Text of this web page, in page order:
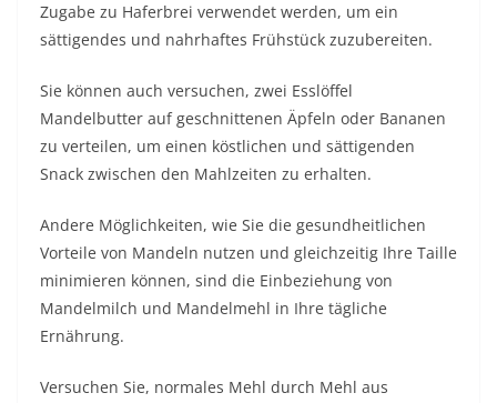
Zugabe zu Haferbrei verwendet werden, um ein
sättigendes und nahrhaftes Frühstück zuzubereiten.
Sie können auch versuchen, zwei Esslöffel
Mandelbutter auf geschnittenen Äpfeln oder Bananen
zu verteilen, um einen köstlichen und sättigenden
Snack zwischen den Mahlzeiten zu erhalten.
Andere Möglichkeiten, wie Sie die gesundheitlichen
Vorteile von Mandeln nutzen und gleichzeitig Ihre Taille
minimieren können, sind die Einbeziehung von
Mandelmilch und Mandelmehl in Ihre tägliche
Ernährung.
Versuchen Sie, normales Mehl durch Mehl aus